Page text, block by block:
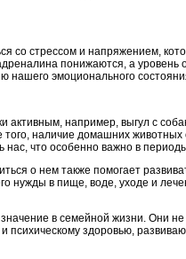
со стрессом и напряжением,
понижаются, а уровень
нашего эмоционального
например, выгул с
наличие домашних животных
что особенно важно в
о нем также помогает
нужды в пище, воде, уходе и
в семейной жизни. Они
здоровью,